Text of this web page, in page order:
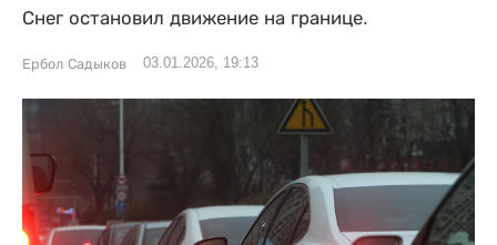
Снег остановил движение на границе.
Ербол Садыков 03.01.2026, 19:13